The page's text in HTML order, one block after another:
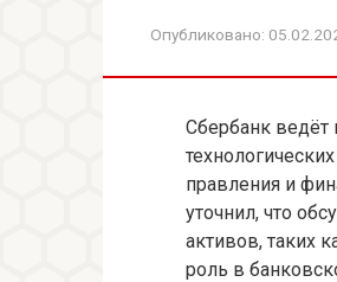
Опубликовано:
Сбербанк ведёт
правления и
уточнил, что
активов, таких
роль в